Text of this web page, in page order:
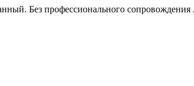
Без профессионального сопровождения